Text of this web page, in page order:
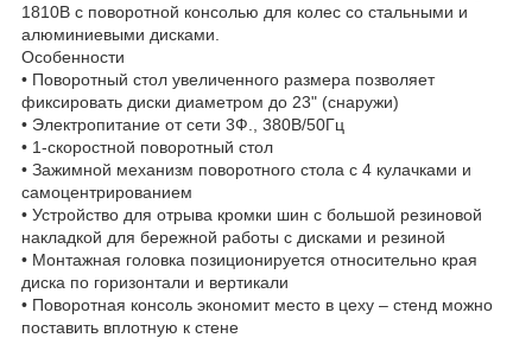
1810B с поворотной консолью для колес со стальными и
алюминиевыми дисками.
Особенности
• Поворотный стол увеличенного размера позволяет
фиксировать диски диаметром до 23" (снаружи)
• Электропитание от сети 3Ф., 380В/50Гц
• 1-скоростной поворотный стол
• Зажимной механизм поворотного стола с 4 кулачками и
самоцентрированием
• Устройство для отрыва кромки шин с большой резиновой
накладкой для бережной работы с дисками и резиной
• Монтажная головка позиционируется относительно края
диска по горизонтали и вертикали
• Поворотная консоль экономит место в цеху – стенд можно
поставить вплотную к стене